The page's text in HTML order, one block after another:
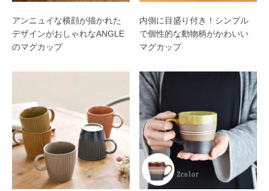
アンニュイな横顔が描かれた
デザインがおしゃれなANGLE
のマグカップ
内側に目盛り付き！シンプル
で個性的な動物柄がかわいい
マグカップ